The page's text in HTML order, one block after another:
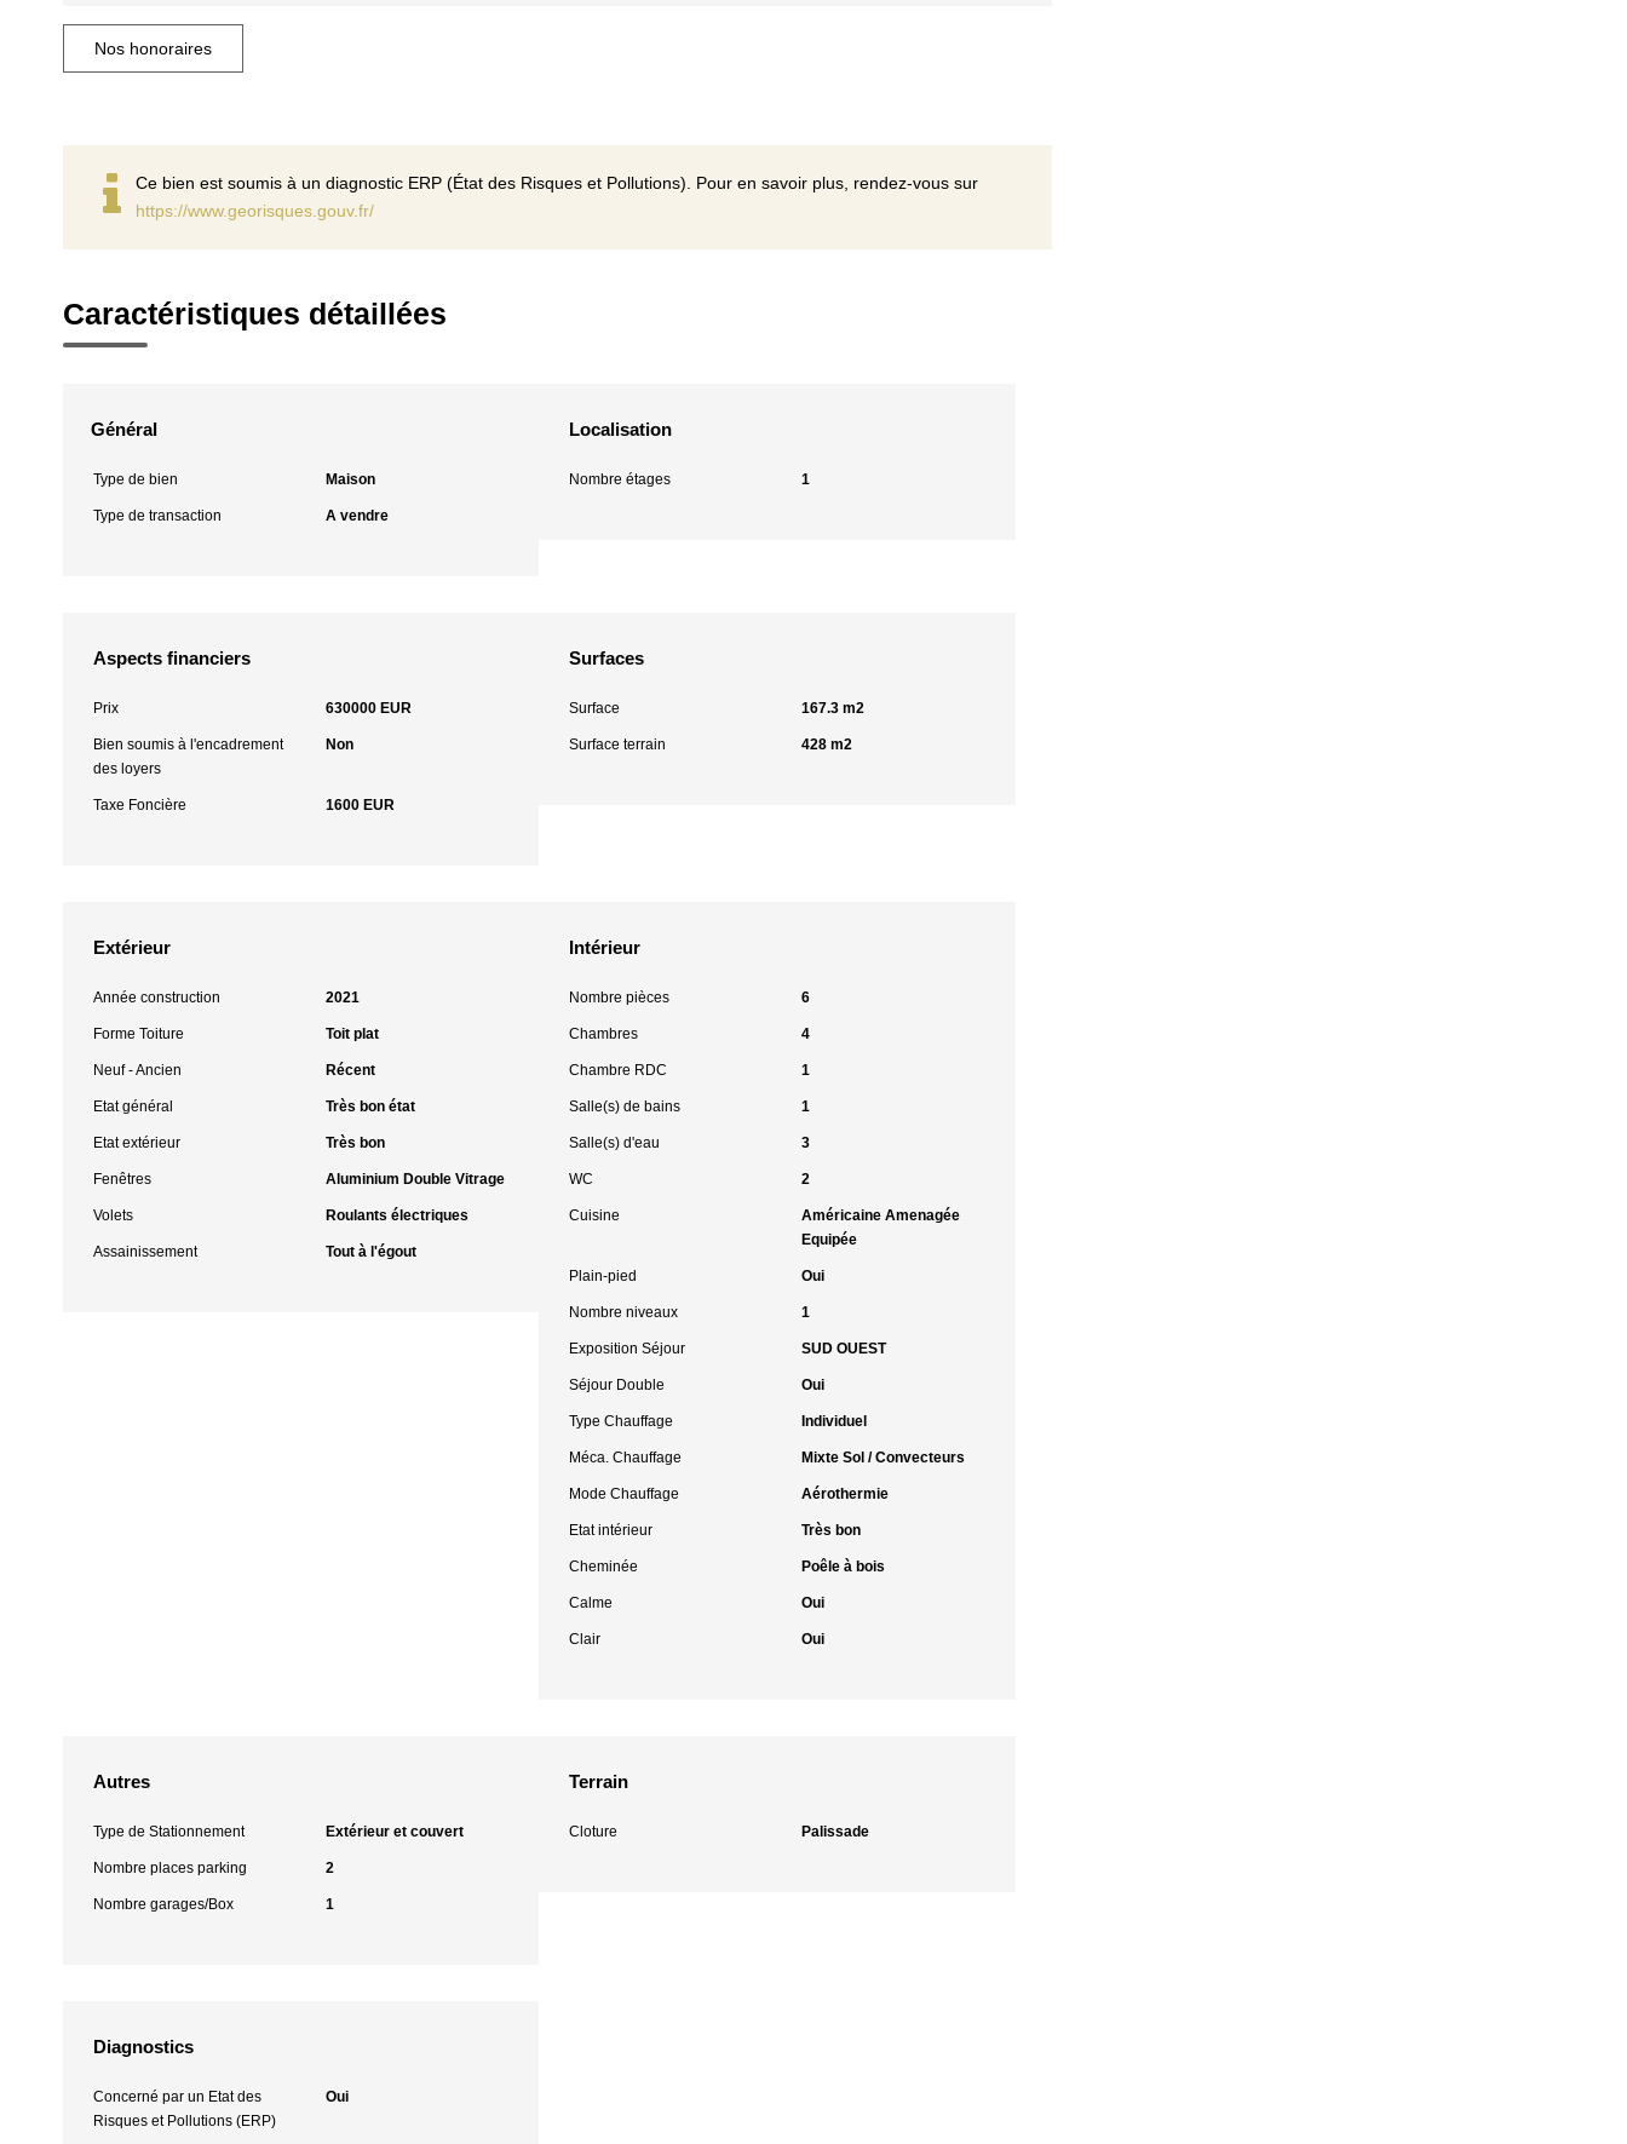
Nos honoraires
Ce bien est soumis à un diagnostic ERP (État des Risques et Pollutions). Pour en savoir plus, rendez-vous sur
https://www.georisques.gouv.fr/
Caractéristiques détaillées
Général
Type de bien Maison
Type de transaction A vendre
Localisation
Nombre étages 1
Aspects financiers
Prix 630000 EUR
Bien soumis à l'encadrement
des loyers
Non
Taxe Foncière 1600 EUR
Surfaces
Surface 167.3 m2
Surface terrain 428 m2
Extérieur
Année construction 2021
Forme Toiture Toit plat
Neuf - Ancien Récent
Etat général Très bon état
Etat extérieur Très bon
Fenêtres Aluminium Double Vitrage
Volets Roulants électriques
Assainissement Tout à l'égout
Intérieur
Nombre pièces 6
Chambres 4
Chambre RDC 1
Salle(s) de bains 1
Salle(s) d'eau 3
WC 2
Cuisine
Américaine Amenagée
Equipée
Plain-pied Oui
Nombre niveaux 1
Exposition Séjour SUD OUEST
Séjour Double Oui
Type Chauffage Individuel
Méca. Chauffage Mixte Sol / Convecteurs
Mode Chauffage Aérothermie
Etat intérieur Très bon
Cheminée Poêle à bois
Calme Oui
Clair Oui
Autres
Type de Stationnement Extérieur et couvert
Nombre places parking 2
Nombre garages/Box 1
Terrain
Cloture Palissade
Diagnostics
Concerné par un Etat des
Risques et Pollutions (ERP)
Oui